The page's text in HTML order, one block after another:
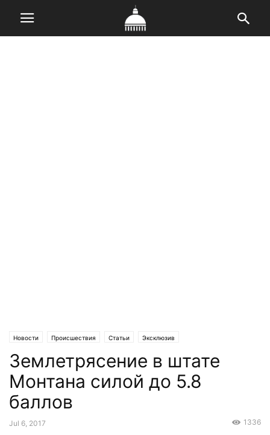
Новости Происшествия Статьи Эксклюзив
Землетрясение в штате
Монтана силой до 5.8
баллов
Jul 6, 2017 1336